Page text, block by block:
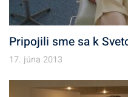
Pripojili sme sa k
17. júna 2013